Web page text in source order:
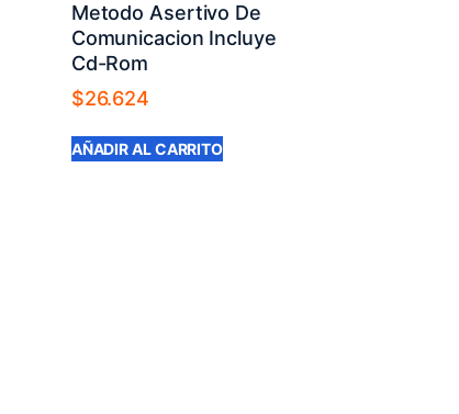
Metodo Asertivo De
Comunicacion Incluye
Cd-Rom
$26.624
AÑADIR AL CARRITO